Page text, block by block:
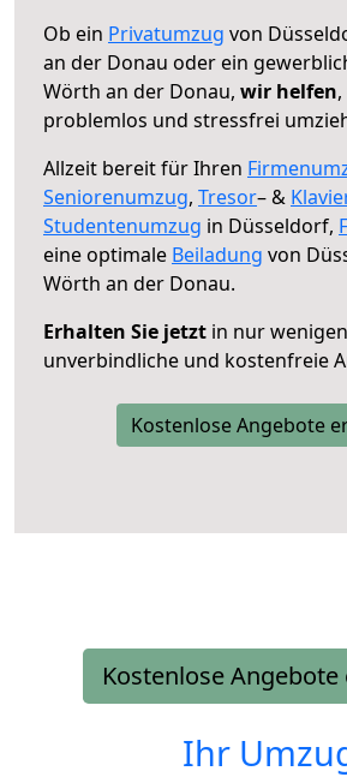
Ob ein Privatumzug von
an der Donau oder ein
Wörth an der Donau, wir helfen
problemlos und stressfrei
Allzeit bereit für Ihren
Seniorenumzug, Tresor– &
Studentenumzug in Düsseldorf,
eine optimale Beiladung von
Wörth an der Donau.
Erhalten Sie jetzt in nur
unverbindliche und kostenfreie
Kostenlose Angebote
Kostenlose
Ihr